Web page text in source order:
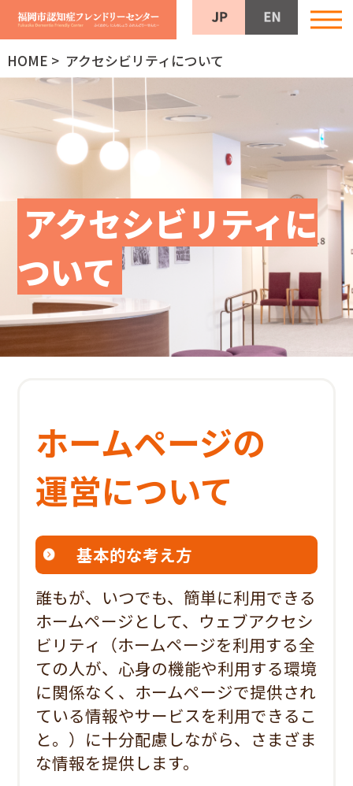
HOME > アクセシビリティについて
アクセシビリティに
ついて
ホームページの
運営について
基本的な考え方
誰もが、いつでも、簡単に利用できる
ホームページとして、ウェブアクセシ
ビリティ（ホームページを利用する全
ての人が、心身の機能や利用する環境
に関係なく、ホームページで提供され
ている情報やサービスを利用できるこ
と。）に十分配慮しながら、さまざま
な情報を提供します。